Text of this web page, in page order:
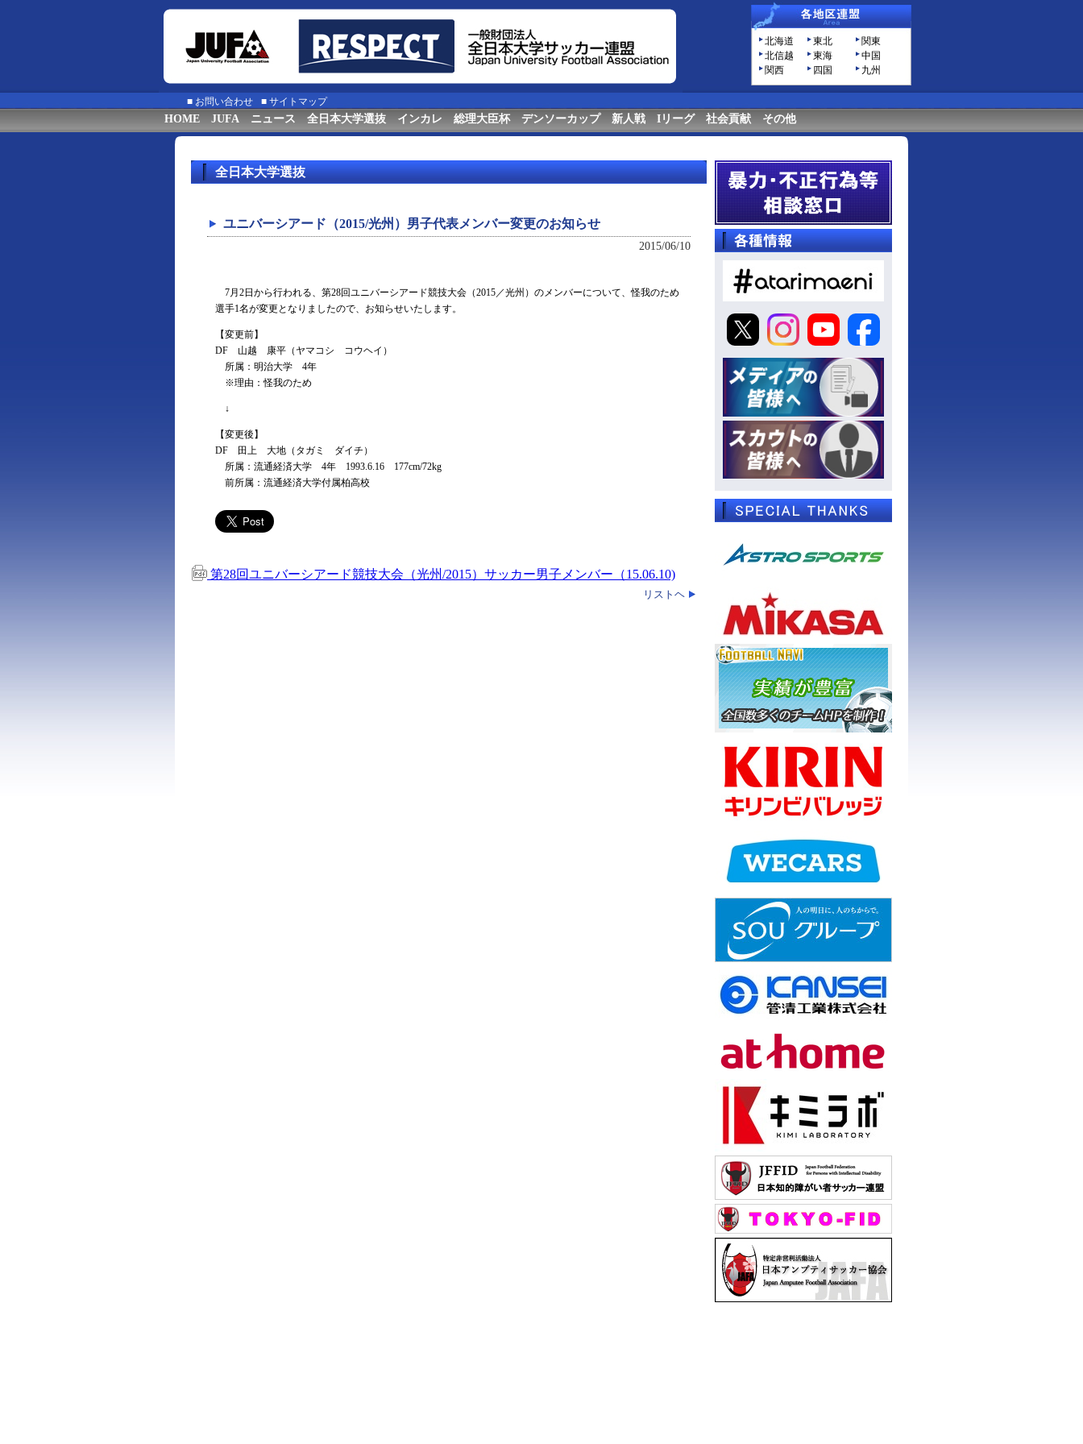
北海道 東北
関東
北信越
東海
中国
関西
四国 九州
■ お問い合わせ ■ サイトマップ
HOME JUFA ニュース 全日本大学選抜 インカレ 総理大臣杯 デンソーカップ 新人戦 Iリーグ 社会貢献 その他
全日本大学選抜
ユニバーシアード（2015/光州）男子代表メンバー変更のお知らせ
2015/06/10
7月2日から行われる、第28回ユニバーシアード競技大会（2015／光州）のメンバーについて、怪我のため
選手1名が変更となりましたので、お知らせいたします。
【変更前】
DF 山越 康平（ヤマコシ コウヘイ）
所属：明治大学 4年
※理由：怪我のため
↓
【変更後】
DF 田上 大地（タガミ ダイチ）
所属：流通経済大学 4年 1993.6.16 177cm/72kg
前所属：流通経済大学付属柏高校
第28回ユニバーシアード競技大会（光州/2015）サッカー男子メンバー（15.06.10)
リストヘ